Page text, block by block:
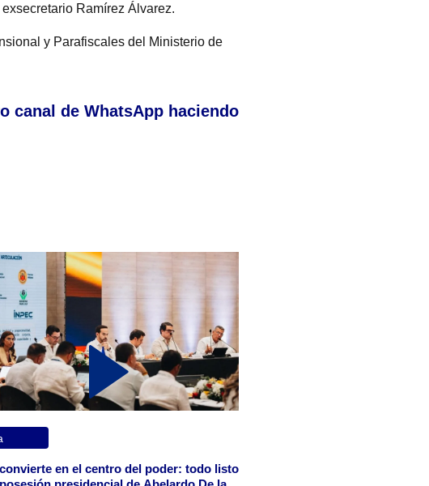
Ramírez Álvarez.
y Parafiscales del Ministerio de
canal de WhatsApp haciendo
en el centro del poder: todo listo